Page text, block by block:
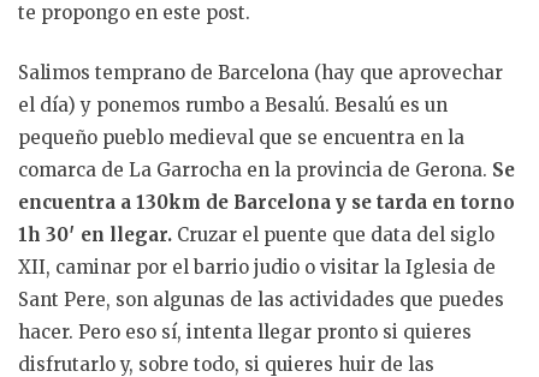
te propongo en este post.
Salimos temprano de Barcelona (hay que aprovechar
el día) y ponemos rumbo a Besalú. Besalú es un
pequeño pueblo medieval que se encuentra en la
comarca de La Garrocha en la provincia de Gerona. Se
encuentra a 130km de Barcelona y se tarda en torno
1h 30′ en llegar. Cruzar el puente que data del siglo
XII, caminar por el barrio judio o visitar la Iglesia de
Sant Pere, son algunas de las actividades que puedes
hacer. Pero eso sí, intenta llegar pronto si quieres
disfrutarlo y, sobre todo, si quieres huir de las